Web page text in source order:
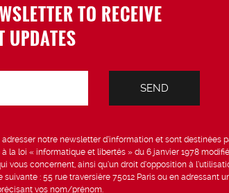
TO RECEIVE
UPDATES
notre newsletter d’information et sont destinées
la loi « informatique et libertés » du 6 janvier 1978
vous concernent, ainsi qu’un droit d’opposition à
: 55 rue traversière 75012 Paris ou en adressant
vos nom/prénom.